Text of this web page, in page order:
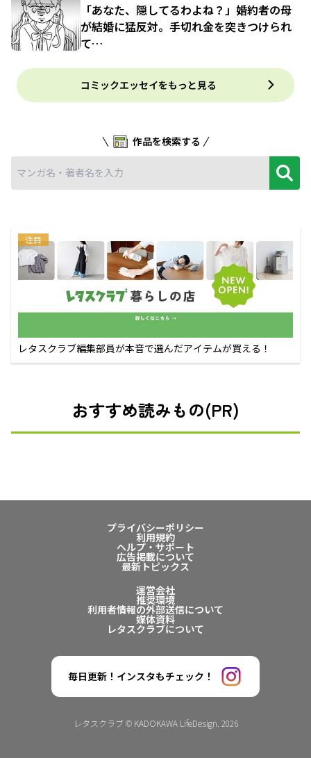
「あなた、隠してるわよね？」婚約者の母
が結婚に猛反対。手切れ金を突きつけられ
て…
コミックエッセイをもっと見る
作品を検索する
注目
レタスクラブ編集部員が本音で選んだアイテムが買える！
おすすめ読みもの(PR)
プライバシーポリシー
利用規約
ヘルプ・サポート
広告掲載について
最新トピックス
運営会社
推奨環境
利用者情報の外部送信について
媒体資料
レタスクラブについて
毎日更新！インスタもチェック！
レタスクラブ © KADOKAWA LifeDesign. 2026